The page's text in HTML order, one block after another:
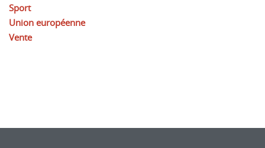
Sport
Union européenne
Vente